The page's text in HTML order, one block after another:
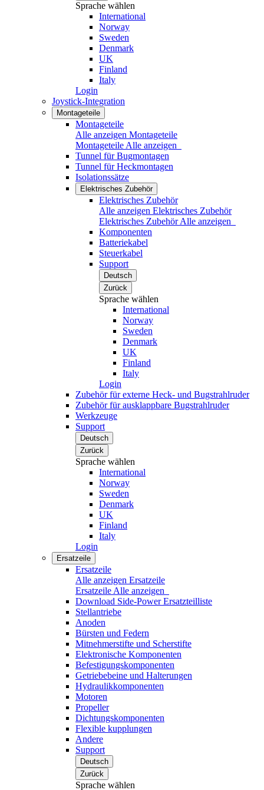
Sprache wählen
International
Norway
Sweden
Denmark
UK
Finland
Italy
Login
Joystick-Integration
Montageteile
Montageteile
Alle anzeigen Montageteile
Montageteile Alle anzeigen
Tunnel für Bugmontagen
Tunnel für Heckmontagen
Isolationssätze
Elektrisches Zubehör
Elektrisches Zubehör
Alle anzeigen Elektrisches Zubehör
Elektrisches ZubehörAlle anzeigen
Komponenten
Batteriekabel
Steuerkabel
Support
Deutsch
Zurück
Sprache wählen
International
Norway
Sweden
Denmark
UK
Finland
Italy
Login
Zubehör für externe Heck- und Bugstrahlruder
Zubehör für ausklappbare Bugstrahlruder
Werkzeuge
Support
Deutsch
Zurück
Sprache wählen
International
Norway
Sweden
Denmark
UK
Finland
Italy
Login
Ersatzeile
Ersatzeile
Alle anzeigen Ersatzeile
Ersatzeile Alle anzeigen
Download Side-Power Ersatzteilliste
Stellantriebe
Anoden
Bürsten und Federn
Mitnehmerstifte und Scherstifte
Elektronische Komponenten
Befestigungskomponenten
Getriebebeine und Halterungen
Hydraulikkomponenten
Motoren
Propeller
Dichtungskomponenten
Flexible kupplungen
Andere
Support
Deutsch
Zurück
Sprache wählen